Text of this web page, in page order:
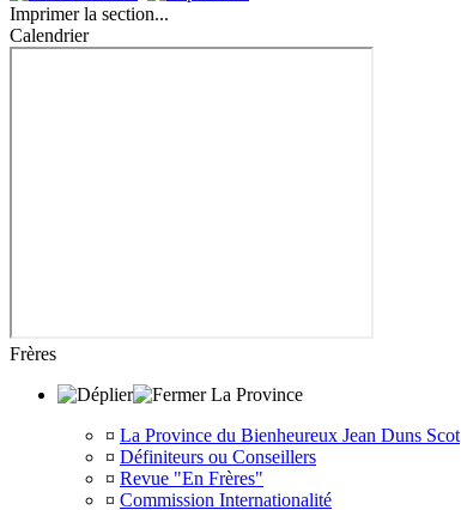
Imprimer la section...
Calendrier
Frères
La Province
¤ La Province du Bienheureux Jean Duns Scot
¤ Définiteurs ou Conseillers
¤ Revue "En Frères"
¤ Commission Internationalité